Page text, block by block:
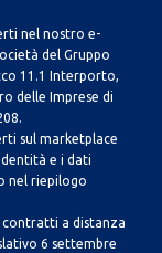
nel nostro e-
del Gruppo
11.1 Interporto,
delle Imprese di
sul marketplace
e i dati
nel riepilogo
a distanza
6 settembre